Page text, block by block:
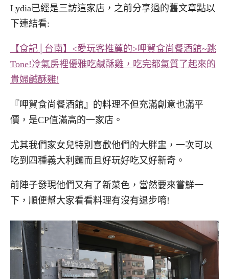
Lydia已經是三訪這家店，之前分享過的舊文章點以
下連結看:
【食記│台南】<愛玩客推薦的>呷賀食尚餐酒館~跳
Tone!冷氣房裡優雅吃鹹酥雞，吃完都氣質了起來的
貴婦鹹酥雞!
『呷賀食尚餐酒館』的料理不但充滿創意也滿平
價，是CP值滿高的一家店。
尤其我們家女兒特別喜歡他們的大胖盅，一次可以
吃到四種義大利麵而且好玩好吃又好新奇。
前陣子發現他們又有了新菜色，當然要來嘗鮮一
下，順便幫大家看看料理有沒有退步唷!